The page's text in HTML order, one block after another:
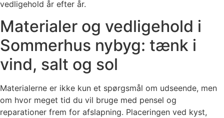
vedligehold år efter år.
Materialer og vedligehold i
Sommerhus nybyg: tænk i
vind, salt og sol
Materialerne er ikke kun et spørgsmål om udseende, men
om hvor meget tid du vil bruge med pensel og
reparationer frem for afslapning. Placeringen ved kyst,